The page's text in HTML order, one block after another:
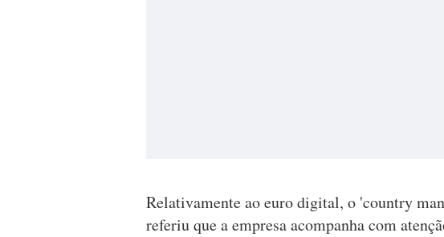
Relativamente ao euro digital, o 'country
referiu que a empresa acompanha com